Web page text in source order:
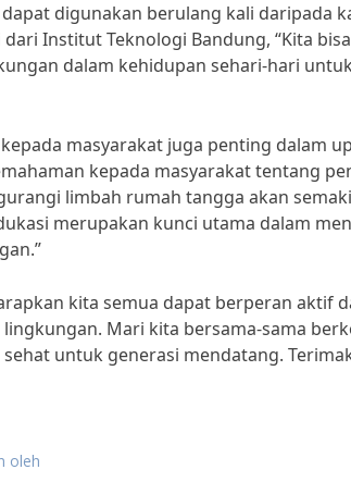
digunakan berulang kali daripada
Institut Teknologi Bandung, “Kita
dalam kehidupan sehari-hari
masyarakat juga penting dalam
kepada masyarakat tentang
limbah rumah tangga akan
merupakan kunci utama dalam
kita semua dapat berperan aktif
Mari kita bersama-sama
untuk generasi mendatang.
oleh